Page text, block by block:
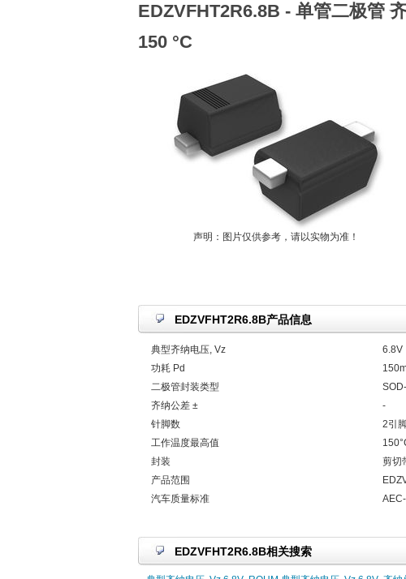
EDZVFHT2R6.8B - 单管二极管
150 °C
声明：图片仅供参考，请以实物为准！
EDZVFHT2R6.8B产品信息
典型齐纳电压, Vz
6.8V
功耗 Pd
二极管封装类型
齐纳公差 ±
-
针脚数
2引
工作温度最高值
封装
剪切
产品范围
汽车质量标准
EDZVFHT2R6.8B相关搜索